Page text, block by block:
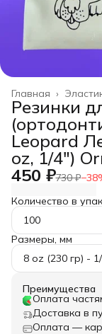
Главная ›
Резинки
Leopard
oz, 1/4")
450 ₽730 ₽−38
Количество в
100
Размеры, мм
8 oz (230 гр) -
Преимущества
Оплата
Доставка в
Оплата —